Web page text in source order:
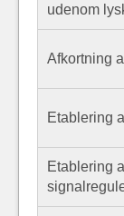
udenom
Afkortning
Etablering
Etablering